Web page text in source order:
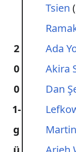
2
0
0
1-
g
Tsien
Ada
Akira
Dan